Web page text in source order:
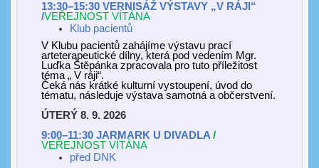
13:30–15:30 VERNISÁŽ VÝSTAVY „V RÁJI “
/VEŘEJNOST VÍTÁNA
Klub pacientů
V Klubu pacientů zahájíme výstavu prací
arteterapeutické dílny, která pod vedením Mgr.
Luďka Štěpánka zpracovala pro tuto příležitost
téma „ V ráji“.
Čeká nás krátké kulturní vystoupení, úvod do
tématu, následuje výstava samotná a občerstvení.
ÚTERÝ 8. 9. 2026
9:00–11:30 JARMARK U DIVADLA/
VEŘEJNOST VÍTÁNA
před DNK